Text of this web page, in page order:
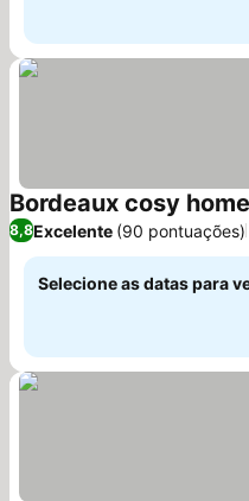
Bordeaux cosy home
8,8Excelente (90 pontuações)
Selecione as datas para